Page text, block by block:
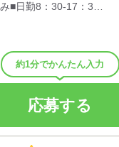
■日勤8：30-17：3…
約1分でかんたん入力
応募する